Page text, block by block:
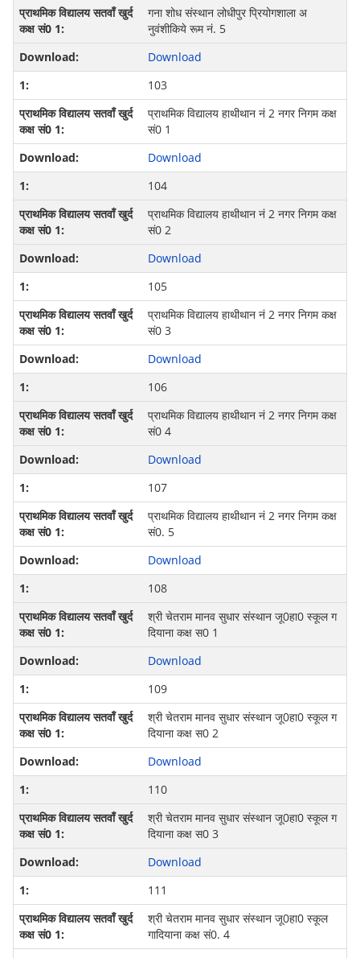
गना शोध संस्थान लोधीपुर प्रियोगशाला अ
नुवंशीकिये रूम नं. 5
Download
103
प्राथमिक विद्यालय हाथीथान नं 2 नगर निगम कक्ष
सं0 1
Download
104
प्राथमिक विद्यालय हाथीथान नं 2 नगर निगम कक्ष
सं0 2
Download
105
प्राथमिक विद्यालय हाथीथान नं 2 नगर निगम कक्ष
सं0 3
Download
106
प्राथमिक विद्यालय हाथीथान नं 2 नगर निगम कक्ष
सं0 4
Download
107
प्राथमिक विद्यालय हाथीथान नं 2 नगर निगम कक्ष
सं0. 5
Download
108
श्री चेतराम मानव सुधार संस्‍थान जू0हा0 स्‍कूल ग
दियाना कक्ष स0 1
Download
109
श्री चेतराम मानव सुधार संस्‍थान जू0हा0 स्‍कूल ग
दियाना कक्ष स0 2
Download
110
श्री चेतराम मानव सुधार संस्‍थान जू0हा0 स्‍कूल ग
दियाना कक्ष स0 3
Download
111
श्री चेतराम मानव सुधार संस्थान जू0हा0 स्कूल
गादियाना कक्ष सं0. 4